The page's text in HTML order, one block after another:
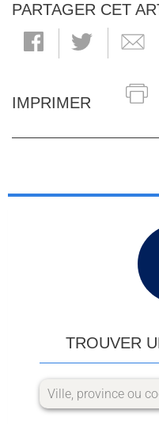
PARTAGER CET
IMPRIMER
TROUVER